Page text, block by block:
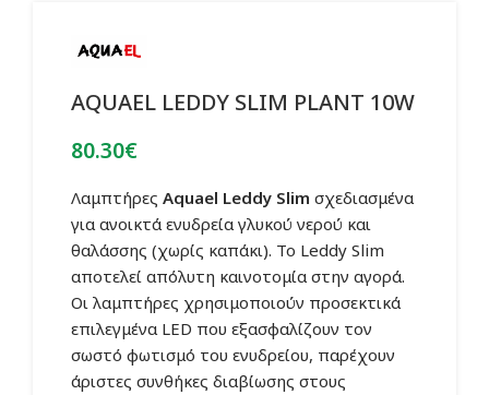
AQUAEL LEDDY SLIM PLANT 10W
80.30€
Λαμπτήρες Aquael Leddy Slim σχεδιασμένα
για ανοικτά ενυδρεία γλυκού νερού και
θαλάσσης (χωρίς καπάκι). Το Leddy Slim
αποτελεί απόλυτη καινοτομία στην αγορά.
Οι λαμπτήρες χρησιμοποιούν προσεκτικά
επιλεγμένα LED που εξασφαλίζουν τον
σωστό φωτισμό του ενυδρείου, παρέχουν
άριστες συνθήκες διαβίωσης στους